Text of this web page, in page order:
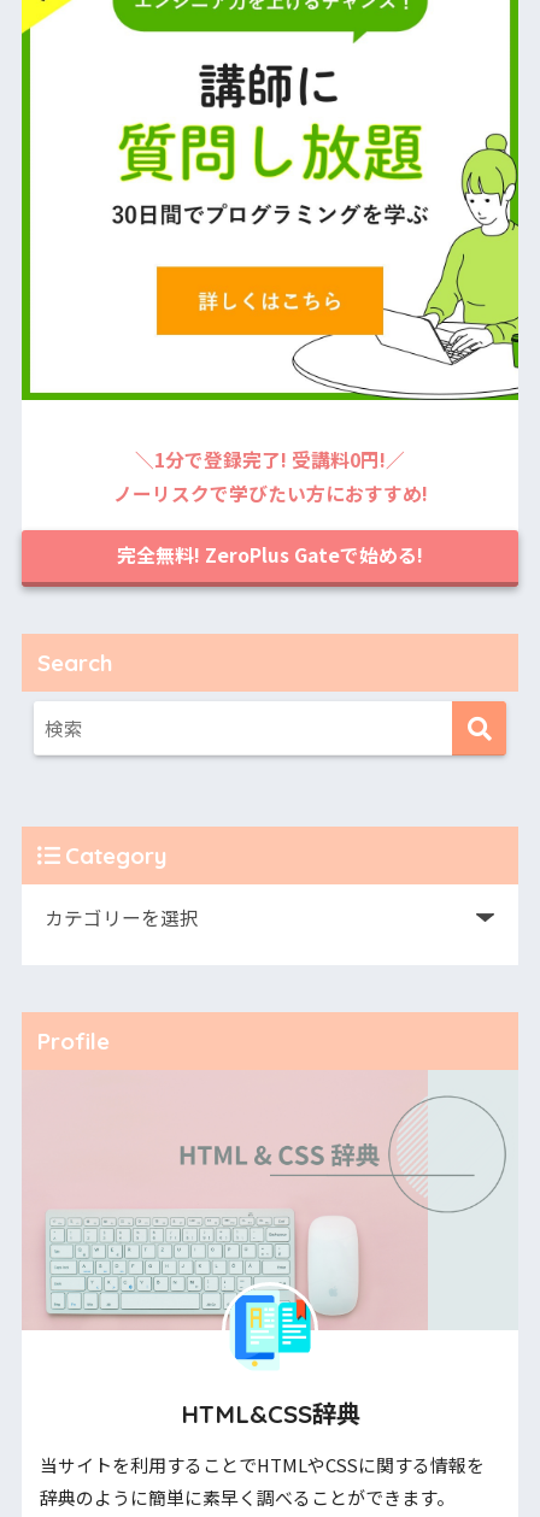
＼1分で登録完了! 受講料0円!／
ノーリスクで学びたい方におすすめ!
完全無料! ZeroPlus Gateで始める!
Search
Category
Profile
HTML&CSS辞典
当サイトを利用することでHTMLやCSSに関する情報を
辞典のように簡単に素早く調べることができます。